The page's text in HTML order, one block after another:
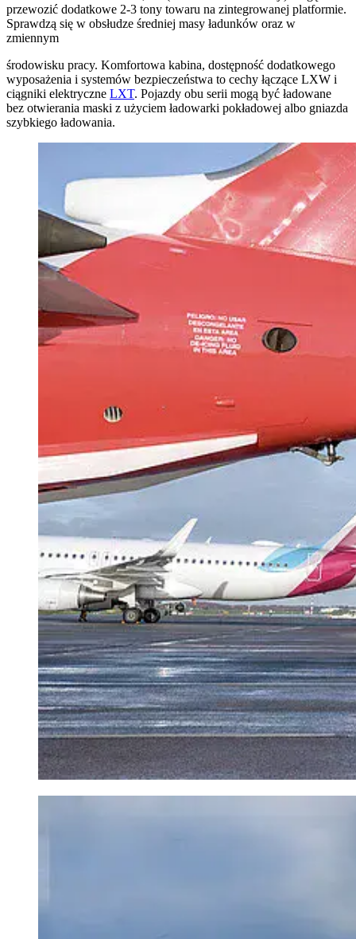
przewozić dodatkowe 2-3 tony towaru na zintegrowanej platformie.
Sprawdzą się w obsłudze średniej masy ładunków oraz w
zmiennym
środowisku pracy. Komfortowa kabina, dostępność dodatkowego
wyposażenia i systemów bezpieczeństwa to cechy łączące LXW i
ciągniki elektryczne LXT. Pojazdy obu serii mogą być ładowane
bez otwierania maski z użyciem ładowarki pokładowej albo gniazda
szybkiego ładowania.